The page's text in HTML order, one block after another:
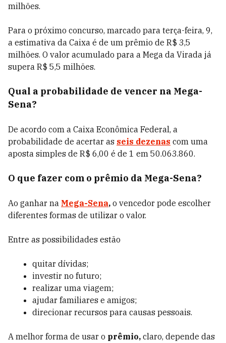
milhões.
Para o próximo concurso, marcado para terça-feira, 9,
a estimativa da Caixa é de um prêmio de R$ 3,5
milhões. O valor acumulado para a Mega da Virada já
supera R$ 5,5 milhões.
Qual a probabilidade de vencer na Mega-
Sena?
De acordo com a Caixa Econômica Federal, a
probabilidade de acertar as seis dezenas com uma
aposta simples de R$ 6,00 é de 1 em 50.063.860.
O que fazer com o prêmio da Mega-Sena?
Ao ganhar na Mega-Sena, o vencedor pode escolher
diferentes formas de utilizar o valor.
Entre as possibilidades estão
quitar dívidas;
investir no futuro;
realizar uma viagem;
ajudar familiares e amigos;
direcionar recursos para causas pessoais.
A melhor forma de usar o prêmio, claro, depende das